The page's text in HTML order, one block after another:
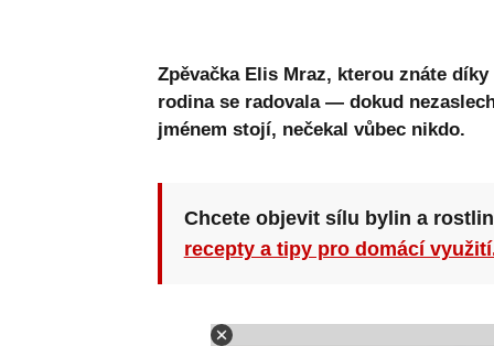
Zpěvačka Elis Mraz, kterou znáte
rodina se radovala — dokud
jménem stojí, nečekal vůbec nikdo.
Chcete objevit sílu bylin a
recepty a tipy pro domácí